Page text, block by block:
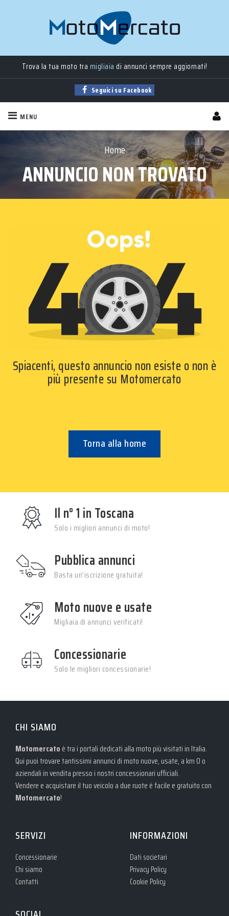
Trova la tua moto tra migliaia di annunci sempre aggiornati!
Seguici su Facebook
MENU
Home
ANNUNCIO NON TROVATO
Spiacenti, questo annuncio non esiste o non è
più presente su Motomercato
Torna alla home
Il n° 1 in Toscana
Solo i migliori annunci di moto!
Pubblica annunci
Basta un’iscrizione gratuita!
Moto nuove e usate
Migliaia di annunci verificati!
Concessionarie
Solo le migliori concessionarie!
CHI SIAMO
Motomercato è tra i portali dedicati alla moto più visitati in Italia.
Qui puoi trovare tantissimi annunci di moto nuove, usate, a km 0 o
aziendali in vendita presso i nostri concessionari ufficiali.
Vendere e acquistare il tuo veicolo a due ruote è facile e gratuito con
Motomercato!
SERVIZI
Concessionarie
Chi siamo
Contatti
INFORMAZIONI
Dati societari
Privacy Policy
Cookie Policy